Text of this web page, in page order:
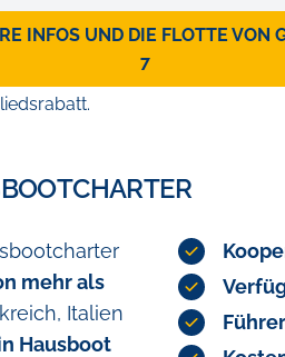
INFOS UND DIE FLOTTE VON
7
mehr als
Italien
Hausboot